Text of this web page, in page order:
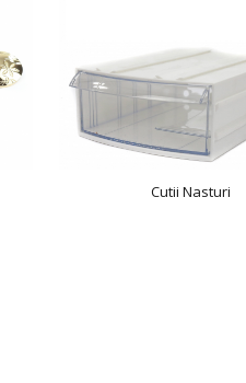
Cutii Nasturi